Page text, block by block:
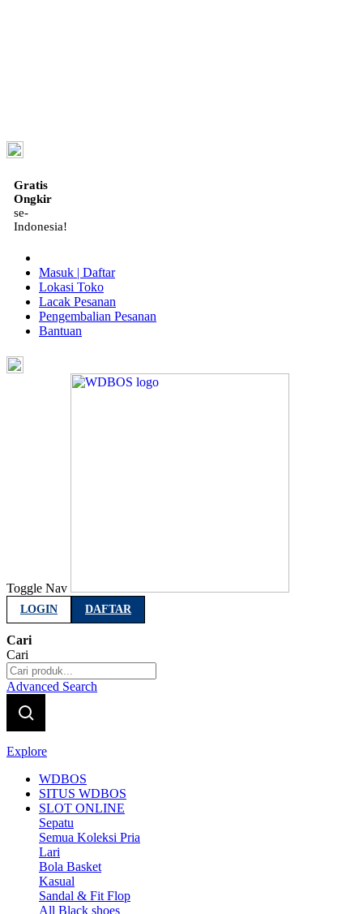
Gratis
Ongkir
se-
Indonesia!
Masuk | Daftar
Lokasi Toko
Lacak Pesanan
Pengembalian Pesanan
Bantuan
Toggle Nav
LOGIN DAFTAR
Cari
Cari
Advanced Search
Explore
WDBOS
SITUS WDBOS
SLOT ONLINE
Sepatu
Semua Koleksi Pria
Lari
Bola Basket
Kasual
Sandal & Fit Flop
All Black shoes